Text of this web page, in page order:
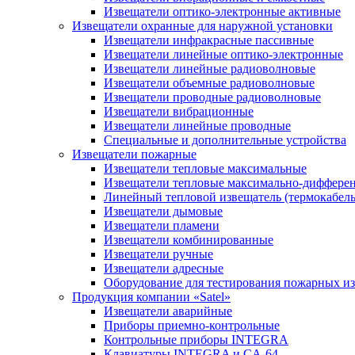
Извещатели оптико-электронные активные
Извещатели охранные для наружной установки
Извещатели инфракрасные пассивные
Извещатели линейные оптико-электронные
Извещатели линейные радиоволновые
Извещатели объемные радиоволновые
Извещатели проводные радиоволновые
Извещатели вибрационные
Извещатели линейные проводные
Специальные и дополнительные устройства
Извещатели пожарные
Извещатели тепловые максимальные
Извещатели тепловые максимально-
Линейный тепловой извещатель
Извещатели дымовые
Извещатели пламени
Извещатели комбинированные
Извещатели ручные
Извещатели адресные
Оборудование для тестирования пожарных
Продукция компании «Satel»
Извещатели аварийные
Приборы приемно-контрольные
Контрольные приборы INTEGRA